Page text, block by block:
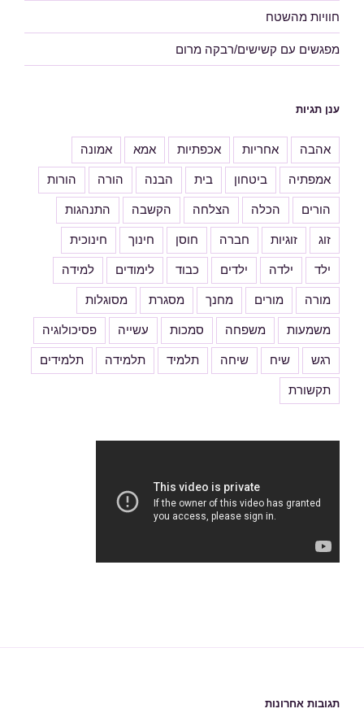
חוויות מהשטח
מפגשים עם קשישים/רבקה מרום
ענן תגיות
אהבה אחריות אכפתיות אמא אמונה
אמפתיה ביטחון בית הבנה הורה הורות
הורים הכלה הצלחה הקשבה התנהגות
זוג זוגיות חברה חוסן חינוך חינוכית
ילד ילדה ילדים כבוד לימודים למידה
מורה מורים מחנך מסגרת מסוגלות
משמעות משפחה סמכות עשייה פסיכולוגיה
רגש שיח שיחה תלמיד תלמידה תלמידים
תקשורת
תגובות אחרונות